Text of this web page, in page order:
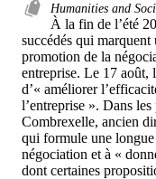
Humanities and
À la fin de l’été
succédés qui
promotion de la
entreprise. Le 17 août,
d’« améliorer
l’entreprise ». Dans
Combrexelle, ancien
qui formule une longue
négociation et à «
dont certaines